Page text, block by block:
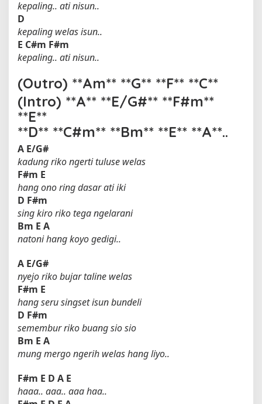
kepaling.. ati nisun..
D
kepaling welas isun..
E C#m F#m
kepaling.. ati nisun..
(Outro) **Am** **G** **F** **C**
(Intro) **A** **E/G#** **F#m**
**E**
**D** **C#m** **Bm** **E** **A**..
A E/G#
kadung riko ngerti tuluse welas
F#m E
hang ono ring dasar ati iki
D F#m
sing kiro riko tega ngelarani
Bm E A
natoni hang koyo gedigi..
A E/G#
nyejo riko bujar taline welas
F#m E
hang seru singset isun bundeli
D F#m
semembur riko buang sio sio
Bm E A
mung mergo ngerih welas hang liyo..
F#m E D A E
haaa.. aaa.. aaa haa..